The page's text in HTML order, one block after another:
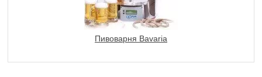
Пивоварня Bavaria